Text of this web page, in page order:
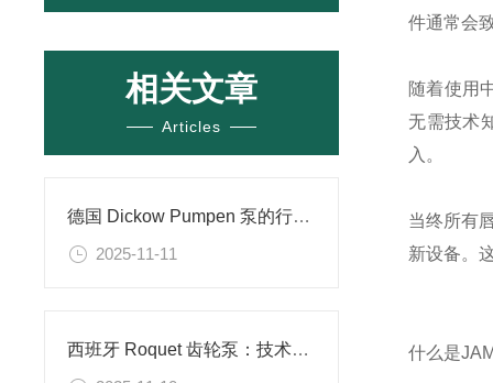
相关文章
Articles
德国 Dickow Pumpen 泵的行业及场景应用解析
2025-11-11
西班牙 Roquet 齿轮泵：技术特点与应用场景解析
件通常会
随着使用
无需技术
入。
当终所有
新设备。
什么是